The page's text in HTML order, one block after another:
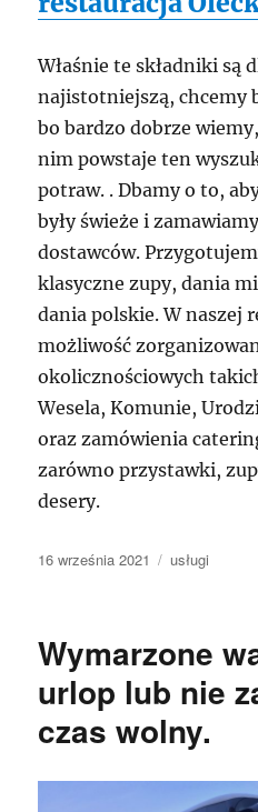
Właśnie te składniki są
najistotniejszą, chcemy
bo bardzo dobrze
nim powstaje ten
potraw. . Dbamy o to,
były świeże i
dostawców.
klasyczne zupy, dania
dania polskie. W naszej
możliwość
okolicznościowych
Wesela, Komunie,
oraz zamówienia
zarówno przystawki,
desery.
Data
16 września 2021 Kategorie
usługi
Wymarzone
urlop lub nie
czas wolny.